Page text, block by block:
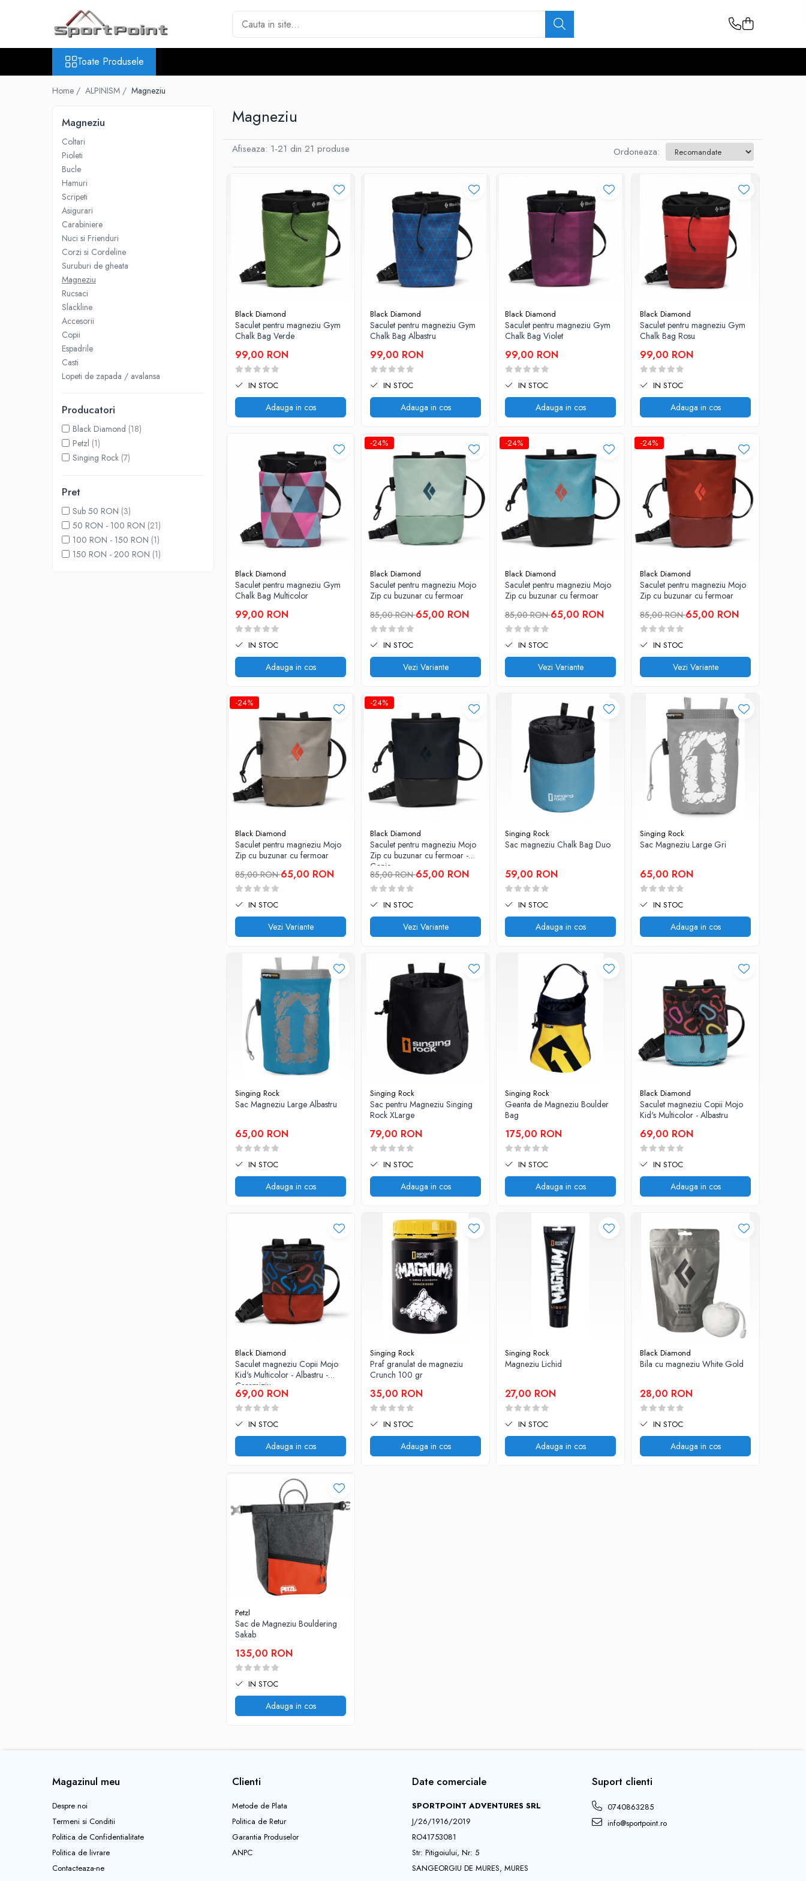
Toate Produsele
Nuci si Frienduri
Corzi si Cordeline
Suruburi de gheata
RACHETE DE ZAPADA
BETE TREKKING
SACI DE DORMIT
Rucsaci pana la 30 litri
Rucsaci intre 31 - 50 litri
Rucsaci intre 51 - 70 litri
Rucsaci impermeabili
Toate Produsele
Home / ALPINISM / Magneziu
Magneziu
Magneziu
Coltari
Pioleti
Bucle
Hamuri
Scripeti
Asigurari
Carabiniere
Nuci si Frienduri
Corzi si Cordeline
Suruburi de gheata
Magneziu
Rucsaci
Slackline
Accesorii
Copii
Espadrile
Casti
Lopeti de zapada / avalansa
Producatori
Black Diamond (18)
Petzl (1)
Singing Rock (7)
Pret
Sub 50 RON (3)
50 RON - 100 RON (21)
100 RON - 150 RON (1)
150 RON - 200 RON (1)
Afiseaza: 1-21 din 21 produse Ordoneaza:
Black Diamond
Saculet pentru magneziu Gym
Chalk Bag Verde
99,00 RON
IN STOC
Adauga in cos
Black Diamond
Saculet pentru magneziu Gym
Chalk Bag Albastru
99,00 RON
IN STOC
Adauga in cos
Black Diamond
Saculet pentru magneziu Gym
Chalk Bag Violet
99,00 RON
IN STOC
Adauga in cos
Black Diamond
Saculet pentru magneziu Gym
Chalk Bag Rosu
99,00 RON
IN STOC
Adauga in cos
Black Diamond
Saculet pentru magneziu Gym
Chalk Bag Multicolor
99,00 RON
IN STOC
Adauga in cos
-24%
Black Diamond
Saculet pentru magneziu Mojo
Zip cu buzunar cu fermoar
85,00 RON65,00 RON
IN STOC
Vezi Variante
-24%
Black Diamond
Saculet pentru magneziu Mojo
Zip cu buzunar cu fermoar
85,00 RON65,00 RON
IN STOC
Vezi Variante
-24%
Black Diamond
Saculet pentru magneziu Mojo
Zip cu buzunar cu fermoar
85,00 RON65,00 RON
IN STOC
Vezi Variante
-24%
Black Diamond
Saculet pentru magneziu Mojo
Zip cu buzunar cu fermoar
85,00 RON65,00 RON
IN STOC
Vezi Variante
-24%
Black Diamond
Saculet pentru magneziu Mojo
Zip cu buzunar cu fermoar -
Copie
85,00 RON65,00 RON
IN STOC
Vezi Variante
Singing Rock
Sac magneziu Chalk Bag Duo
59,00 RON
IN STOC
Adauga in cos
Singing Rock
Sac Magneziu Large Gri
65,00 RON
IN STOC
Adauga in cos
Singing Rock
Sac Magneziu Large Albastru
65,00 RON
IN STOC
Adauga in cos
Singing Rock
Sac pentru Magneziu Singing
Rock XLarge
79,00 RON
IN STOC
Adauga in cos
Singing Rock
Geanta de Magneziu Boulder
Bag
175,00 RON
IN STOC
Adauga in cos
Black Diamond
Saculet magneziu Copii Mojo
Kid's Multicolor - Albastru
69,00 RON
IN STOC
Adauga in cos
Black Diamond
Saculet magneziu Copii Mojo
Kid's Multicolor - Albastru -
Caramiziu
69,00 RON
IN STOC
Adauga in cos
Singing Rock
Praf granulat de magneziu
Crunch 100 gr
35,00 RON
IN STOC
Adauga in cos
Singing Rock
Magneziu Lichid
27,00 RON
IN STOC
Adauga in cos
Black Diamond
Bila cu magneziu White Gold
28,00 RON
IN STOC
Adauga in cos
Petzl
Sac de Magneziu Bouldering
Sakab
135,00 RON
IN STOC
Adauga in cos
Magazinul meu
Despre noi
Termeni si Conditii
Politica de Confidentialitate
Politica de livrare
Contacteaza-ne
Clienti
Metode de Plata
Politica de Retur
Garantia Produselor
ANPC
Date comerciale
SPORTPOINT ADVENTURES SRL
J/26/1916/2019
RO41753081
Str: Pitigoiului, Nr: 5
SANGEORGIU DE MURES, MURES
Suport clienti
0740863285
info@sportpoint.ro